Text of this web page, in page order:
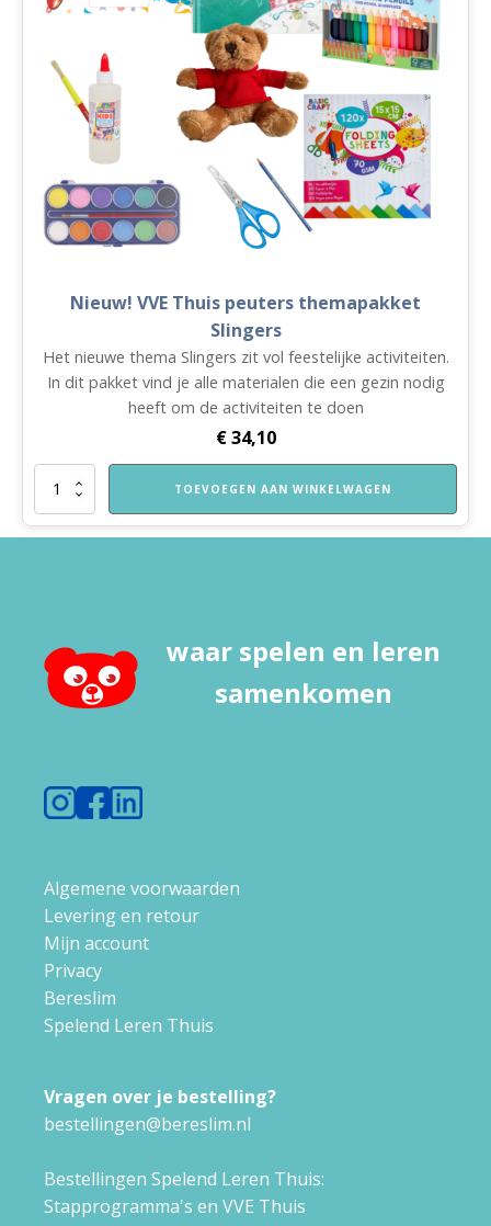
Nieuw! VVE Thuis peuters themapakket
Slingers
Het nieuwe thema Slingers zit vol feestelijke activiteiten.
In dit pakket vind je alle materialen die een gezin nodig
heeft om de activiteiten te doen
€34,10
Nieuw!
Thuis
TOEVOEGEN AAN WINKELWAGEN
waar spelen en leren
samenkomen
Algemene voorwaarden
Levering en retour
Mijn account
Privacy
Bereslim
Spelend Leren Thuis
Vragen over je bestelling?
bestellingen@bereslim.nl
Bestellingen Spelend Leren Thuis:
Stapprogramma's en VVE Thuis